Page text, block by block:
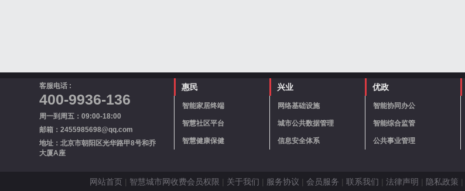
客服电话 :
400-9936-136
周一到周五：09:00-18:00
邮箱：2455985698@qq.com
地址：北京市朝阳区光华路甲8号和乔
大厦A座
惠民
智能家居终端
智慧社区平台
智慧健康保健
兴业
网络基础设施
城市公共数据管理
信息安全体系
优政
智能协同办公
智能综合监管
公共事业管理
网站首页 | 智慧城市网收费会员权限 | 关于我们 | 服务协议 | 会员服务 | 联系我们 | 法律声明 | 隐私政策 |